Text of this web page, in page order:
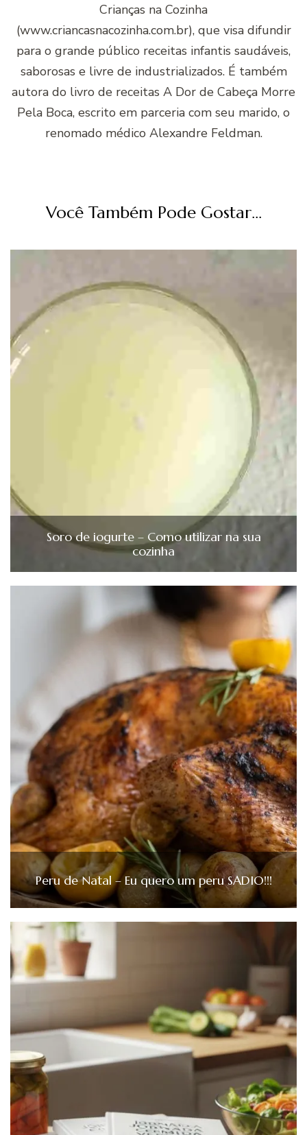
Crianças na Cozinha
(www.criancasnacozinha.com.br), que visa difundir
para o grande público receitas infantis saudáveis,
saborosas e livre de industrializados. É também
autora do livro de receitas A Dor de Cabeça Morre
Pela Boca, escrito em parceria com seu marido, o
renomado médico Alexandre Feldman.
Você Também Pode Gostar...
Soro de iogurte – Como utilizar na sua
cozinha
Peru de Natal – Eu quero um peru SADIO!!!